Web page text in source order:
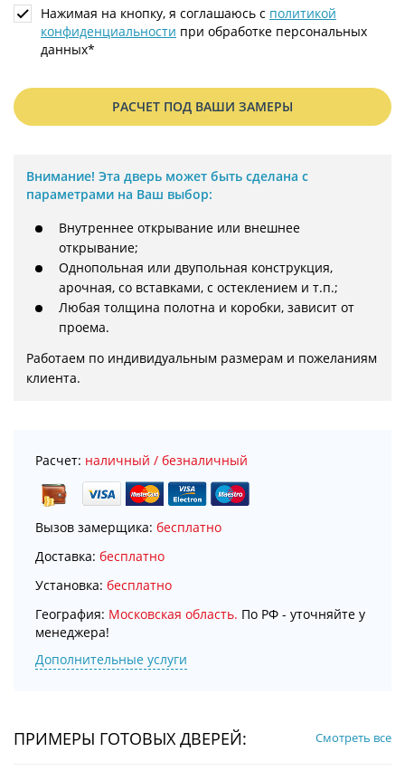
Нажимая на кнопку, я соглашаюсь с политикой
конфиденциальности при обработке персональных
данных*
РАСЧЕТ ПОД ВАШИ ЗАМЕРЫ
Внимание! Эта дверь может быть сделана с
параметрами на Ваш выбор:
Внутреннее открывание или внешнее
открывание;
Однопольная или двупольная конструкция,
арочная, со вставками, с остеклением и т.п.;
Любая толщина полотна и коробки, зависит от
проема.
Работаем по индивидуальным размерам и пожеланиям
клиента.
Расчет: наличный / безналичный
Вызов замерщика: бесплатно
Доставка: бесплатно
Установка: бесплатно
География: Московская область. По РФ - уточняйте у
менеджера!
Дополнительные услуги
ПРИМЕРЫ ГОТОВЫХ ДВЕРЕЙ: Смотреть все